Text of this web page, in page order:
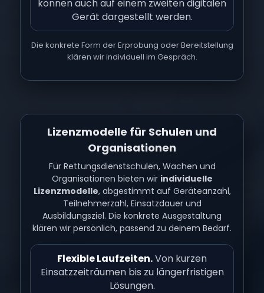
können auch auf einem zweiten digitalen
Gerät dargestellt werden.
Die konkrete Form der Erprobung oder Bereitstellung
klären wir individuell im Gespräch.
Lizenzmodelle für Schulen und
Organisationen
Für Rettungsdienstschulen, Wachen und
Organisationen bieten wir individuelle
Lizenzmodelle, abgestimmt auf Geräteanzahl,
Teilnehmerzahl, Einsatzdauer und
Ausbildungsziel. Die konkrete Ausgestaltung
klären wir persönlich, passend zu deinem Bedarf.
Flexible Laufzeiten.Von kurzen
Einsatzzeiträumen bis zu längerfristigen
Lösungen.